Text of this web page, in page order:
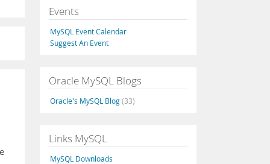
Русский
Português
Events
MySQL Event Calendar
Suggest An Event
Oracle MySQL Blogs
Oracle's MySQL Blog(33)
Links MySQL
MySQL Downloads